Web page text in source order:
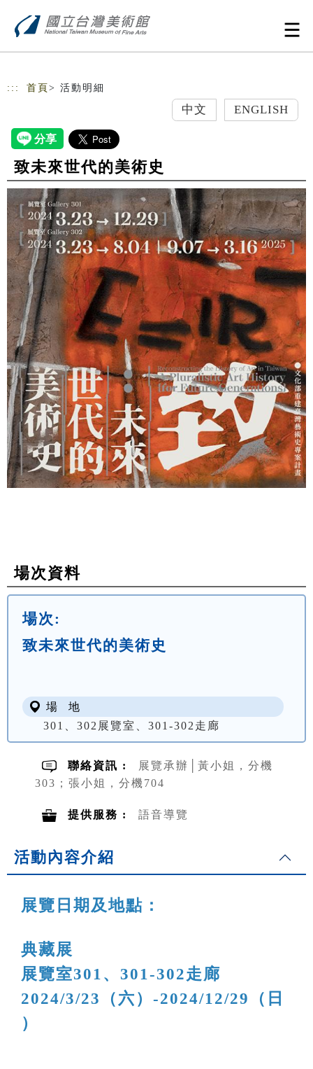
::: 首頁 > 活動明細
中文 ENGLISH
致未來世代的美術史
場次資料
場次:
致未來世代的美術史
場 地
301、302展覽室、301-302走廊
聯絡資訊 :
展覽承辦│黃小姐，分機
303；張小姐，分機704
提供服務 : 語音導覽
活動內容介紹
展覽日期及地點：
典藏展
展覽室301、301-302走廊
2024/3/23（六）-2024/12/29（日
）